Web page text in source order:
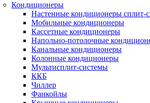
Кондиционеры
Настенные кондиционеры сплит-
Мобильные кондиционеры
Кассетные кондиционеры
Напольно-потолочные
Канальные кондиционеры
Колонные кондиционеры
Мультисплит-системы
ККБ
Чиллер
Фанкойлы